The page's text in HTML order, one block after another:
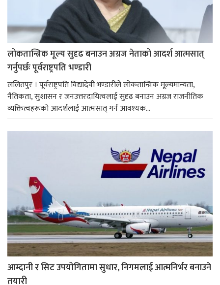
लोकतान्त्रिक मूल्य सुदृढ बनाउन अग्रज नेताको आदर्श आत्मसात्
गर्नुपर्छः पूर्वराष्ट्रपति भण्डारी
ललितपुर । पूर्वराष्ट्रपति विद्यादेवी भण्डारीले लोकतान्त्रिक मूल्यमान्यता,
नैतिकता, सुशासन र जनउत्तरदायित्वलाई सुदृढ बनाउन अग्रज राजनीतिक
व्यक्तित्वहरूको आदर्शलाई आत्मसात् गर्न आवश्यक...
आम्दानी र सिट उपयोगितामा सुधार, निगमलाई आत्मनिर्भर बनाउने
तयारी